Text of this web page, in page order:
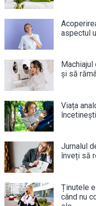
aspectul
și să
Viața
Jurnalul
înveți să
Ținutele
când nu